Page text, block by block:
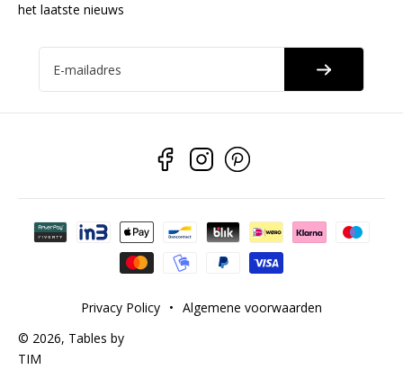
het laatste nieuws
E-mailadres
© 2026, Tables by
TIM
Privacy Policy • Algemene voorwaarden